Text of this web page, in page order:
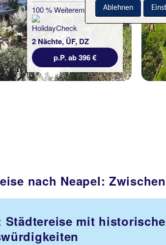
100 % Weiterempfehlung
2 Nächte, ÜF, DZ
p.P. ab 396 €
nach Neapel:
Städtereise mit
Ablehnen